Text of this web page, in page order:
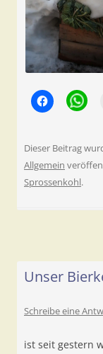
Dieser Beitrag
Allgemein
Sprossenkohl.
Unser
Schreibe eine
ist seit gestern